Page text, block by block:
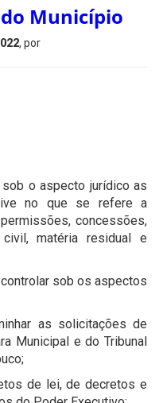
Município
, por
o aspecto jurídico as
no que se refere a
concessões,
civil, matéria residual e
sob os aspectos
as solicitações de
Municipal e do Tribunal
de lei, de decretos e